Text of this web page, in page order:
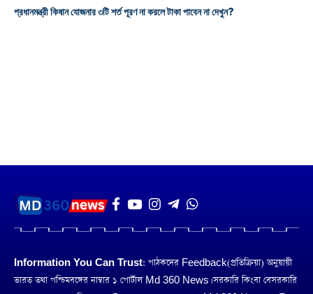
প্রধানমন্ত্রী কিষান যোজনার ৩টি শর্ত পূরণ না করলে টাকা পাবেন না দেখুন?
Information You Can Trust: পাঠকদের Feedback(প্রতিক্রিয়া) অনুয়ায়ী
ভারত তথা পশ্চিমবঙ্গের নাম্বার ১ পোর্টাল Md 360 News। সরকারি কিংবা বেসরকারি